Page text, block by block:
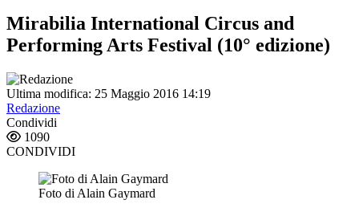
Mirabilia International Circus and
Performing Arts Festival (10° edizione)
Ultima modifica: 25 Maggio 2016 14:19
Redazione
Condividi
1090
CONDIVIDI
Foto di Alain Gaymard